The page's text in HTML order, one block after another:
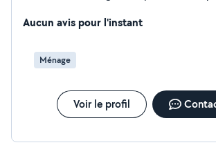
sanitaires, cuisine et repassage. Personne
Aucun avis pour l'instant
Ménage
Voir le profil